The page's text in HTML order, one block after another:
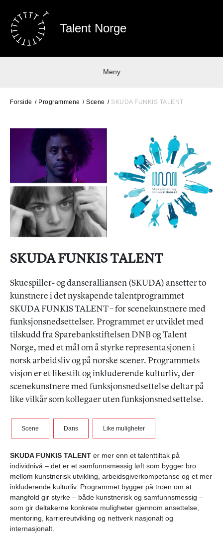
Talent Norge
Meny
Forside Programmene Scene SKUDA FUNKIS TALENT
SKUDA FUNKIS TALENT
Skuespiller- og danseralliansen (SKUDA) ansetter to
kunstnere i det nyskapende talentprogrammet
SKUDA FUNKIS TALENT – for scenekunstnere med
funksjonsnedsettelser. Programmet er utviklet med
tilskudd fra Sparebankstiftelsen DNB og Talent
Norge, med et mål om å styrke representasjonen i
norsk arbeidsliv og på norske scener. Programmets
visjon er et likestilt og inkluderende kulturliv, der
scenekunstnere med funksjonsnedsettelse deltar på
like vilkår som kollegaer uten funksjonsnedsettelse.
Scene Dans Like muligheter
SKUDA FUNKIS TALENT er mer enn et talenttiltak på
individnivå – det er et samfunnsmessig løft som bygger bro
mellom kunstnerisk utvikling, arbeidsgiverkompetanse og et mer
inkluderende kulturliv. Programmet bygger på troen om at
mangfold gir styrke – både kunstnerisk og samfunnsmessig –
som gir deltakerne konkrete muligheter gjennom ansettelse,
mentoring, karriereutvikling og nettverk nasjonalt og
internasjonalt.